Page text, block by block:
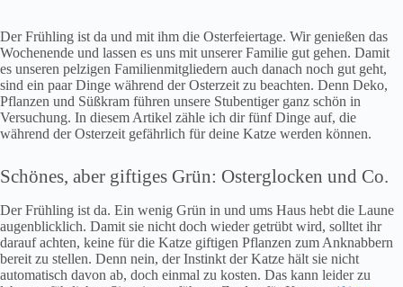
Der Frühling ist da und mit ihm die Osterfeiertage. Wir genießen das
Wochenende und lassen es uns mit unserer Familie gut gehen. Damit
es unseren pelzigen Familienmitgliedern auch danach noch gut geht,
sind ein paar Dinge während der Osterzeit zu beachten. Denn Deko,
Pflanzen und Süßkram führen unsere Stubentiger ganz schön in
Versuchung. In diesem Artikel zähle ich dir fünf Dinge auf, die
während der Osterzeit gefährlich für deine Katze werden können.
Schönes, aber giftiges Grün: Osterglocken und Co.
Der Frühling ist da. Ein wenig Grün in und ums Haus hebt die Laune
augenblicklich. Damit sie nicht doch wieder getrübt wird, solltet ihr
darauf achten, keine für die Katze giftigen Pflanzen zum Anknabbern
bereit zu stellen. Denn nein, der Instinkt der Katze hält sie nicht
automatisch davon ab, doch einmal zu kosten. Das kann leider zu